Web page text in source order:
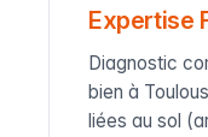
Expertise
Diagnostic
bien à
liées au sol